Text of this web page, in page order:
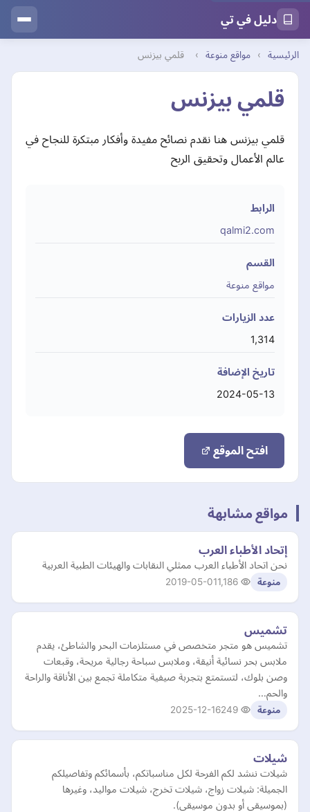
دليل في تي
الرئيسية › مواقع منوعة › قلمي بيزنس
قلمي بيزنس
قلمي بيزنس هنا نقدم نصائح مفيدة وأفكار مبتكرة للنجاح في
عالم الأعمال وتحقيق الربح
الرابط
qalmi2.com
القسم
مواقع منوعة
عدد الزيارات
1,314
تاريخ الإضافة
2024-05-13
افتح الموقع
مواقع مشابهة
إتحاد الأطباء العرب
نحن اتحاد الأطباء العرب ممثلي النقابات والهيئات الطبية العربية
منوعة 2019-05-01
تشميس
تشميس هو متجر متخصص في مستلزمات البحر والشاطئ، يقدم
ملابس بحر نسائية أنيقة، وملابس سباحة رجالية مريحة، وقبعات
وصن بلوك، لتستمتع بتجربة صيفية متكاملة تجمع بين الأناقة والراحة
والحم…
منوعة 2025-12-16
شيلات
شيلات ننشد لكم الفرحة لكل مناسباتكم، بأسمائكم وتفاصيلكم
الجميلة: شيلات زواج، شيلات تخرج، شيلات مواليد، وغيرها
(بموسيقى أو بدون موسيقى).